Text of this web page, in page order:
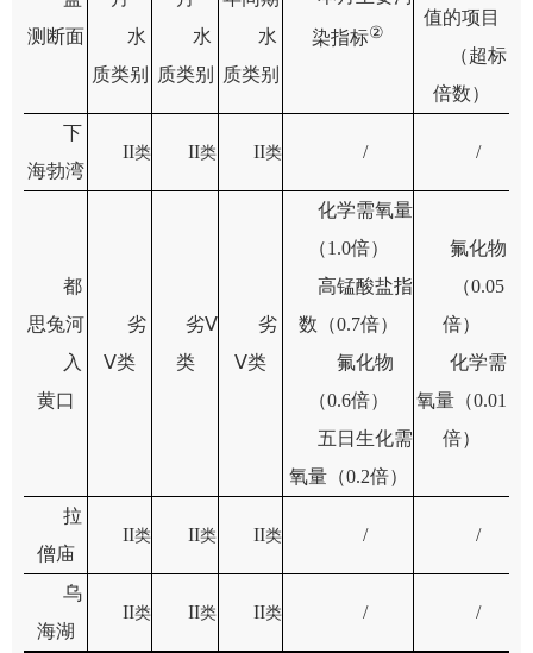
测断面
水
质类别
水
质类别
水
质类别
染指标②
值的项目
（超标
倍数）
下
海勃湾
II类 II类 II类 / /
都
思兔河
入
黄口
劣
Ⅴ类
劣Ⅴ
类
劣
Ⅴ类
化学需氧量
（1.0倍）
高锰酸盐指
数（0.7倍）
氟化物
（0.6倍）
五日生化需
氧量（0.2倍）
氟化物
（0.05
倍）
化学需
氧量（0.01
倍）
拉
僧庙
II类 II类 II类 / /
乌
海湖
II类 II类 II类 / /